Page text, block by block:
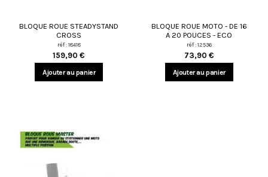
BLOQUE ROUE STEADYSTAND
CROSS
réf : 18418
159,90 €
Ajouter au panier
BLOQUE ROUE MOTO - DE 16
A 20 POUCES - ECO
réf : 12536
73,90 €
Ajouter au panier